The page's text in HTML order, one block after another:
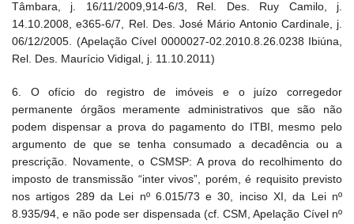
Tâmbara, j. 16/11/2009,914-6/3, Rel. Des. Ruy Camilo, j.
14.10.2008, e365-6/7, Rel. Des. José Mário Antonio Cardinale, j.
06/12/2005. (Apelação Cível 0000027-02.2010.8.26.0238 Ibiúna,
Rel. Des. Maurício Vidigal, j. 11.10.2011)
6. O ofício do registro de imóveis e o juízo corregedor
permanente órgãos meramente administrativos que são não
podem dispensar a prova do pagamento do ITBI, mesmo pelo
argumento de que se tenha consumado a decadência ou a
prescrição. Novamente, o CSMSP: A prova do recolhimento do
imposto de transmissão “inter vivos”, porém, é requisito previsto
nos artigos 289 da Lei nº 6.015/73 e 30, inciso XI, da Lei nº
8.935/94, e não pode ser dispensada (cf. CSM, Apelação Cível nº